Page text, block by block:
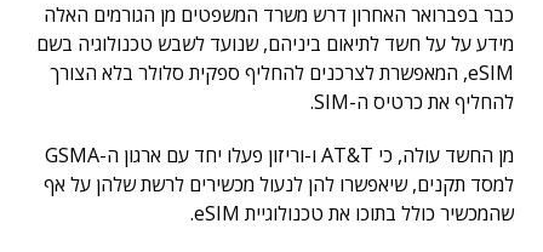
כבר בפברואר האחרון דרש משרד המשפטים מן הגורמים האלה
מידע על על חשד לתיאום ביניהם, שנועד לשבש טכנולוגיה בשם
eSIM, המאפשרת לצרכנים להחליף ספקית סלולר בלא הצורך
להחליף את כרטיס ה-SIM.
מן החשד עולה, כי AT&T ו-וריזון פעלו יחד עם ארגון ה-GSMA
למסד תקנים, שיאפשרו להן לנעול מכשירים לרשת שלהן על אף
שהמכשיר כולל בתוכו את טכנולוגיית eSIM.